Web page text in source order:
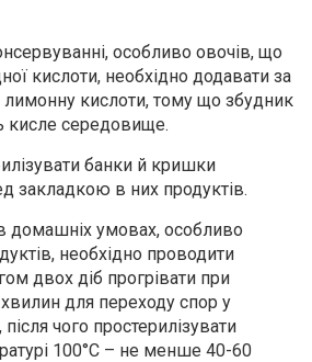
особливо овочів, що
кислоти, необхідно додавати за
кислоти, тому що збудник
кисле середовище.
банки й кришки
закладкою в них продуктів.
домашніх умовах, особливо
необхідно проводити
двох діб прогрівати при
для переходу спор у
чого простерилізувати
100°С – не менше 40-60